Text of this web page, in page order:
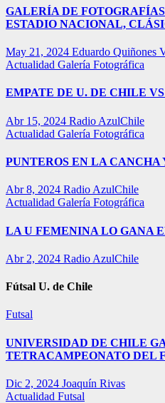
GALERÍA DE
ESTADIO NACIONAL,
May 21, 2024 Eduardo Quiñones
Actualidad Galería Fotográfica
EMPATE DE U. DE CHILE
Abr 15, 2024 Radio AzulChile
Actualidad Galería Fotográfica
PUNTEROS EN LA
Abr 8, 2024 Radio AzulChile
Actualidad Galería Fotográfica
LA U FEMENINA LO GANA
Abr 2, 2024 Radio AzulChile
Fútsal U. de Chile
Futsal
UNIVERSIDAD DE CHILE
TETRACAMPEONATO DEL
Dic 2, 2024 Joaquín Rivas
Actualidad Futsal